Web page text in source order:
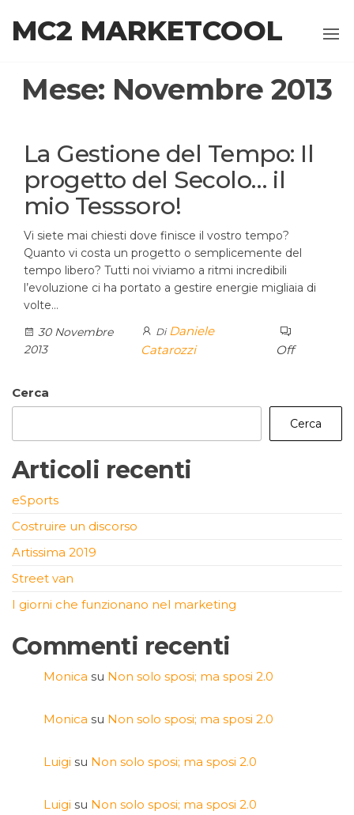
MC2 MARKETCOOL
Mese: Novembre 2013
La Gestione del Tempo: Il
progetto del Secolo… il
mio Tesssoro!
Vi siete mai chiesti dove finisce il vostro tempo?
Quanto vi costa un progetto o semplicemente del
tempo libero? Tutti noi viviamo a ritmi incredibili
l’evoluzione ci ha portato a gestire energie migliaia di
volte…
30 Novembre
2013
Di Daniele
Catarozzi
Off
Cerca
Cerca
Articoli recenti
eSports
Costruire un discorso
Artissima 2019
Street van
I giorni che funzionano nel marketing
Commenti recenti
Monica su Non solo sposi; ma sposi 2.0
Monica su Non solo sposi; ma sposi 2.0
Luigi su Non solo sposi; ma sposi 2.0
Luigi su Non solo sposi; ma sposi 2.0